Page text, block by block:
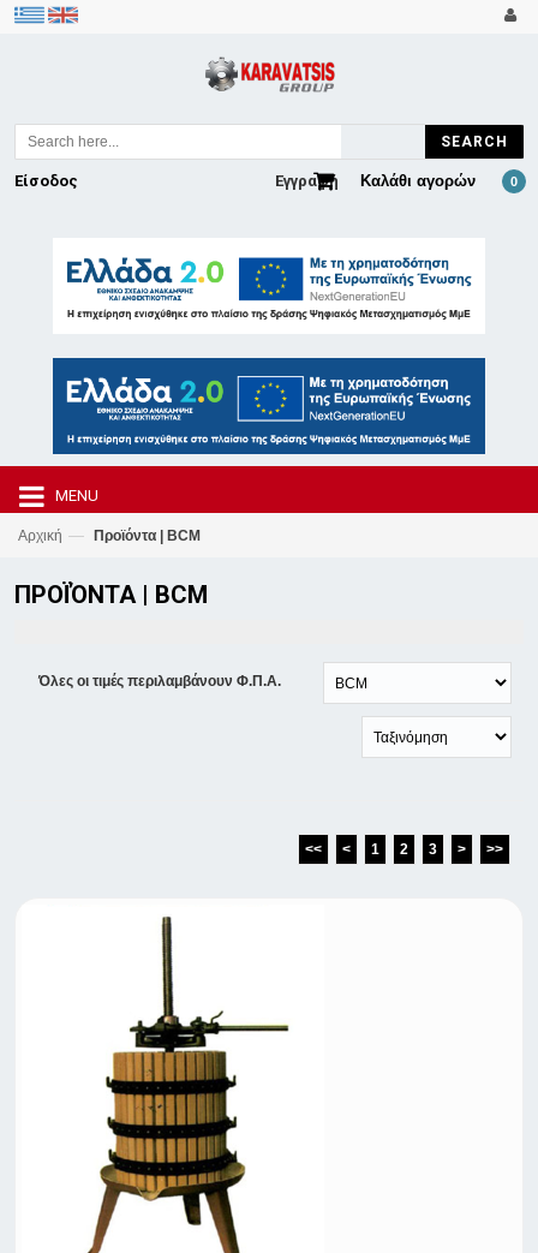
SEARCH
Καλάθι αγορών 0
Εγγραφή
Είσοδος
MENU
Αρχική — Προϊόντα | BCM
ΠΡΟΪΌΝΤΑ | BCM
Όλες οι τιμές περιλαμβάνουν Φ.Π.Α.
<< < 1 2 3 > >>